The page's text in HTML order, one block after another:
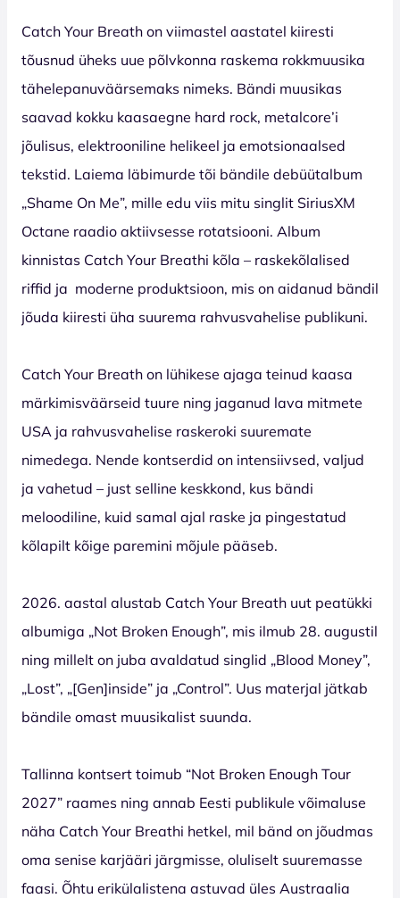
Catch Your Breath on viimastel aastatel kiiresti
tõusnud üheks uue põlvkonna raskema rokkmuusika
tähelepanuväärsemaks nimeks. Bändi muusikas
saavad kokku kaasaegne hard rock, metalcore’i
jõulisus, elektrooniline helikeel ja emotsionaalsed
tekstid. Laiema läbimurde tõi bändile debüütalbum
„Shame On Me”, mille edu viis mitu singlit SiriusXM
Octane raadio aktiivsesse rotatsiooni. Album
kinnistas Catch Your Breathi kõla – raskekõlalised
riffid ja moderne produktsioon, mis on aidanud bändil
jõuda kiiresti üha suurema rahvusvahelise publikuni.
Catch Your Breath on lühikese ajaga teinud kaasa
märkimisväärseid tuure ning jaganud lava mitmete
USA ja rahvusvahelise raskeroki suuremate
nimedega. Nende kontserdid on intensiivsed, valjud
ja vahetud – just selline keskkond, kus bändi
meloodiline, kuid samal ajal raske ja pingestatud
kõlapilt kõige paremini mõjule pääseb.
2026. aastal alustab Catch Your Breath uut peatükki
albumiga „Not Broken Enough”, mis ilmub 28. augustil
ning millelt on juba avaldatud singlid „Blood Money”,
„Lost”, „[Gen]inside” ja „Control”. Uus materjal jätkab
bändile omast muusikalist suunda.
Tallinna kontsert toimub “Not Broken Enough Tour
2027” raames ning annab Eesti publikule võimaluse
näha Catch Your Breathi hetkel, mil bänd on jõudmas
oma senise karjääri järgmisse, oluliselt suuremasse
faasi. Õhtu erikülalistena astuvad üles Austraalia